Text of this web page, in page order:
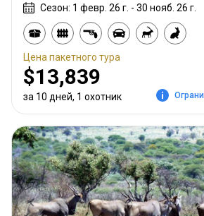
Сезон: 1 февр. 26 г. - 30 нояб. 26 г.
Цена пакетного тура
$13,839
за 10 дней, 1 охотник